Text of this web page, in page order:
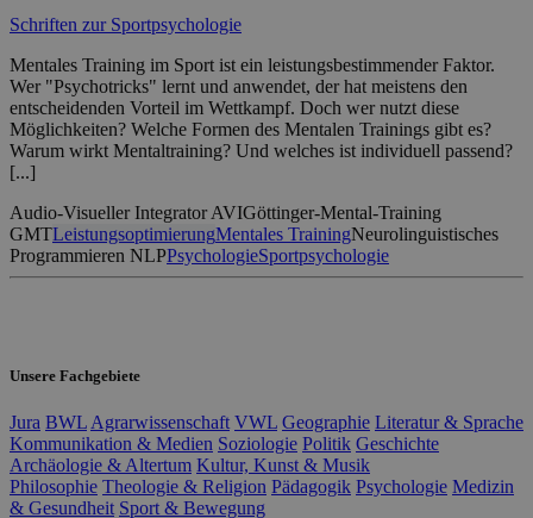
Schriften zur Sportpsychologie
Mentales Training im Sport ist ein leistungsbestimmender Faktor.
Wer "Psychotricks" lernt und anwendet, der hat meistens den
entscheidenden Vorteil im Wettkampf. Doch wer nutzt diese
Möglichkeiten? Welche Formen des Mentalen Trainings gibt es?
Warum wirkt Mentaltraining? Und welches ist individuell passend?
[...]
Audio-Visueller Integrator AVIGöttinger-Mental-Training
GMTLeistungsoptimierungMentales TrainingNeurolinguistisches
Programmieren NLPPsychologieSportpsychologie
Unsere Fachgebiete
Jura BWL Agrarwissenschaft VWL Geographie Literatur & Sprache
Kommunikation & Medien Soziologie Politik Geschichte
Archäologie & Altertum Kultur, Kunst & Musik
Philosophie Theologie & Religion Pädagogik Psychologie Medizin
& Gesundheit Sport & Bewegung